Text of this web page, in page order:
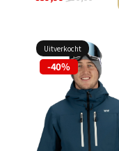
Uitverkocht
-40%